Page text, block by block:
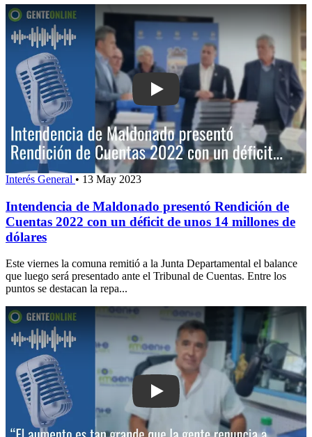
Play: Intendencia de Maldonado
Interés General • 13 May 2023
Intendencia de Maldonado presentó Rendición de
Cuentas 2022 con un déficit de unos 14 millones de
dólares
Este viernes la comuna remitió a la Junta Departamental el balance
que luego será presentado ante el Tribunal de Cuentas. Entre los
puntos se destacan la repa...
Play: “El aumento es tan grande que